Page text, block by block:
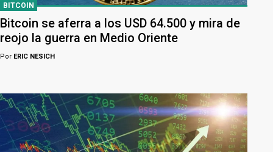
BITCOIN
Bitcoin se aferra a los USD 64.500 y mira de
reojo la guerra en Medio Oriente
Por ERIC NESICH